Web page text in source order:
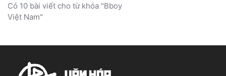
Có 10 bài viết cho từ khóa "Bboy
Việt Nam"